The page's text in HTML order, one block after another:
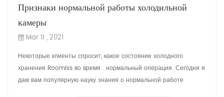
Признаки нормальной работы холодильной
камеры
Mar 11 , 2021
Некоторые клиенты спросит, какое состояние холодного
хранения Roomiss во время . нормальный операция. Сегодня я
дам вам популярную науку знания о нормальной работе